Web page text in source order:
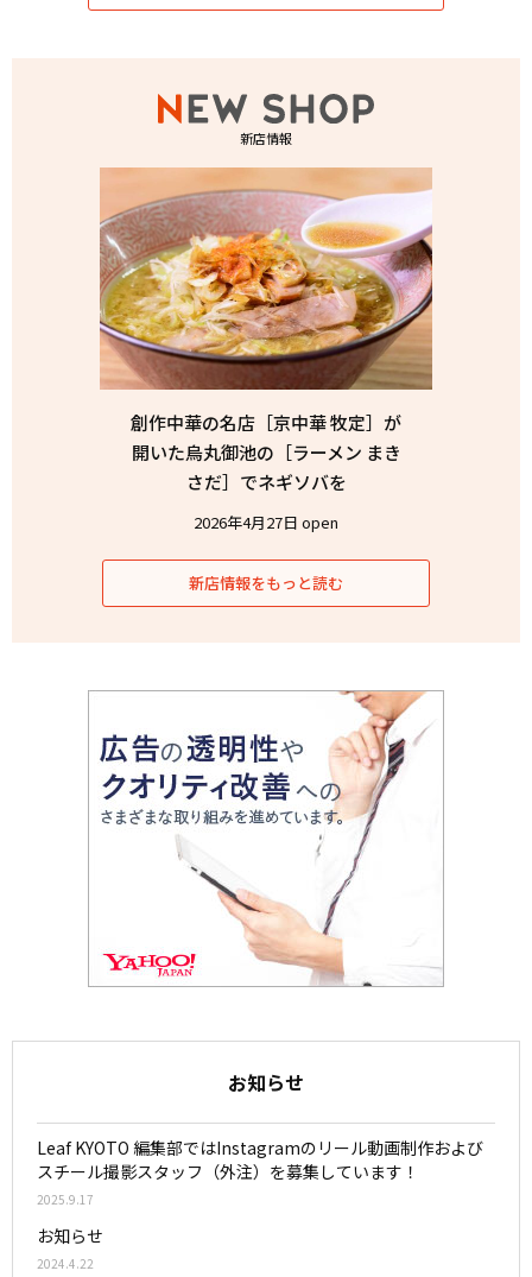
新店情報
創作中華の名店［京中華 牧定］が
開いた烏丸御池の［ラーメン まき
さだ］でネギソバを
2026年4月27日 open
新店情報をもっと読む
お知らせ
Leaf KYOTO 編集部ではInstagramのリール動画制作および
スチール撮影スタッフ（外注）を募集しています！
2025.9.17
お知らせ
2024.4.22